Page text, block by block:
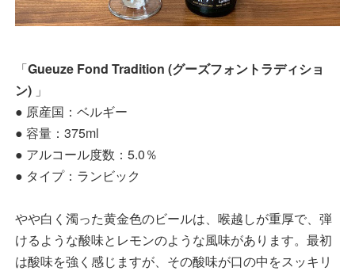
「Gueuze Fond Tradition (グーズフォントラディショ
ン) 」
● 原産国：ベルギー
● 容量：375ml
● アルコール度数：5.0％
● タイプ：ランビック
やや白く濁った黄金色のビールは、喉越しが重厚で、弾
けるような酸味とレモンのような風味があります。最初
は酸味を強く感じますが、その酸味が口の中をスッキリ